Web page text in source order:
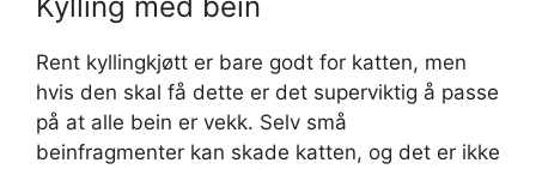
Rent kyllingkjøtt er bare godt for katten, men
hvis den skal få dette er det superviktig å passe
på at alle bein er vekk. Selv små
beinfragmenter kan skade katten, og det er ikke